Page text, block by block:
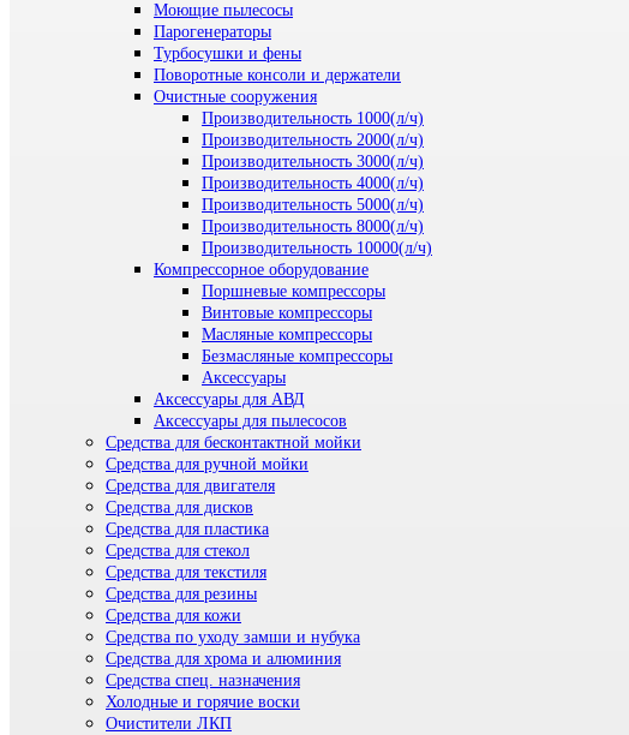
Моющие пылесосы
Парогенераторы
Турбосушки и фены
Поворотные консоли и держатели
Очистные сооружения
Производительность 1000(л/ч)
Производительность 2000(л/ч)
Производительность 3000(л/ч)
Производительность 4000(л/ч)
Производительность 5000(л/ч)
Производительность 8000(л/ч)
Производительность 10000(л/ч)
Компрессорное оборудование
Поршневые компрессоры
Винтовые компрессоры
Масляные компрессоры
Безмасляные компрессоры
Аксессуары
Аксессуары для АВД
Аксессуары для пылесосов
Средства для бесконтактной мойки
Средства для ручной мойки
Средства для двигателя
Средства для дисков
Средства для пластика
Средства для стекол
Средства для текстиля
Средства для резины
Средства для кожи
Средства по уходу замши и нубука
Средства для хрома и алюминия
Средства спец. назначения
Холодные и горячие воски
Очистители ЛКП